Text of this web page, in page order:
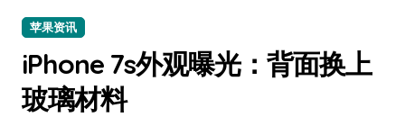
苹果资讯
iPhone 7s外观曝光：背面换上
玻璃材料